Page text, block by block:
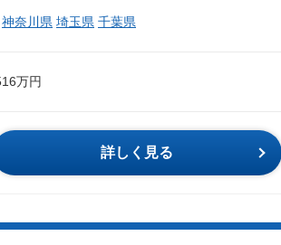
神奈川県 埼玉県 千葉県
万円
詳しく見る